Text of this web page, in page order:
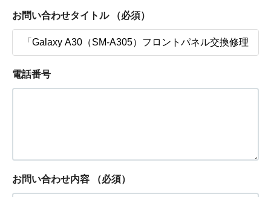
お問い合わせタイトル （必須）
電話番号
お問い合わせ内容 （必須）